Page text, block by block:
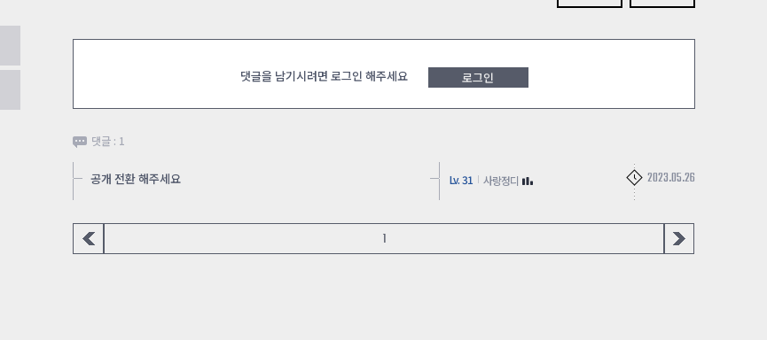
댓글을 남기시려면 로그인 해주세요 로그인
댓글 : 1
공개 전환 해주세요 Lv. 31 사랑정디 2023.05.26
1